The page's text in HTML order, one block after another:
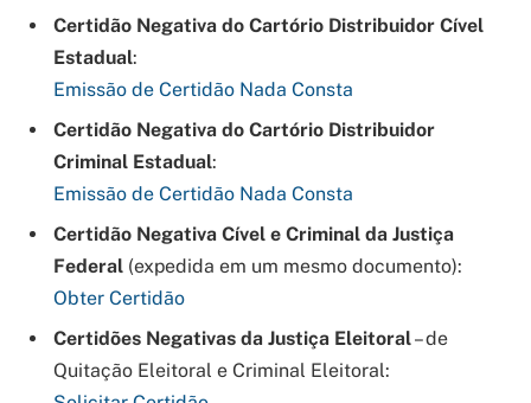
Certidão Negativa do Cartório Distribuidor Cível
Estadual:
Emissão de Certidão Nada Consta
Certidão Negativa do Cartório Distribuidor
Criminal Estadual:
Emissão de Certidão Nada Consta
Certidão Negativa Cível e Criminal da Justiça
Federal (expedida em um mesmo documento):
Obter Certidão
Certidões Negativas da Justiça Eleitoral– de
Quitação Eleitoral e Criminal Eleitoral: